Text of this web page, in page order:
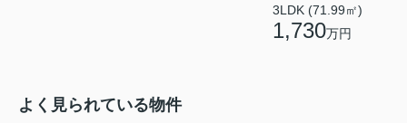
3LDK (71.99㎡)
1,730万円
よく見られている物件